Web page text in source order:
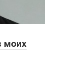
моих